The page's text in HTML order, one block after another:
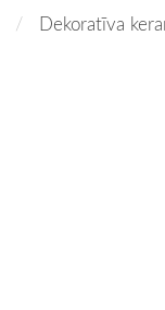
Dekoratīva